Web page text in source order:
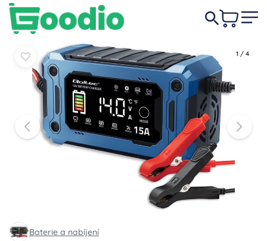
1 / 4
Baterie a nabíjení
829 Kč Do košíku